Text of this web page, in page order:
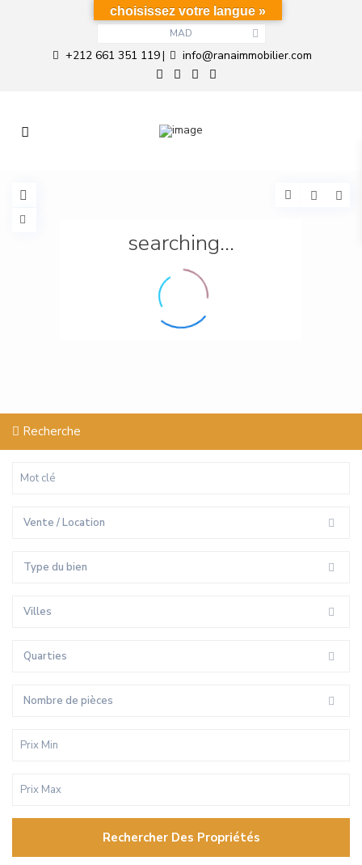
MAD
+212 661 351 119| info@ranaimmobilier.com
searching...
Recherche
Vente / Location
Type du bien
Villes
Quarties
Nombre de pièces
Rechercher Des Propriétés
choisissez votre langue »